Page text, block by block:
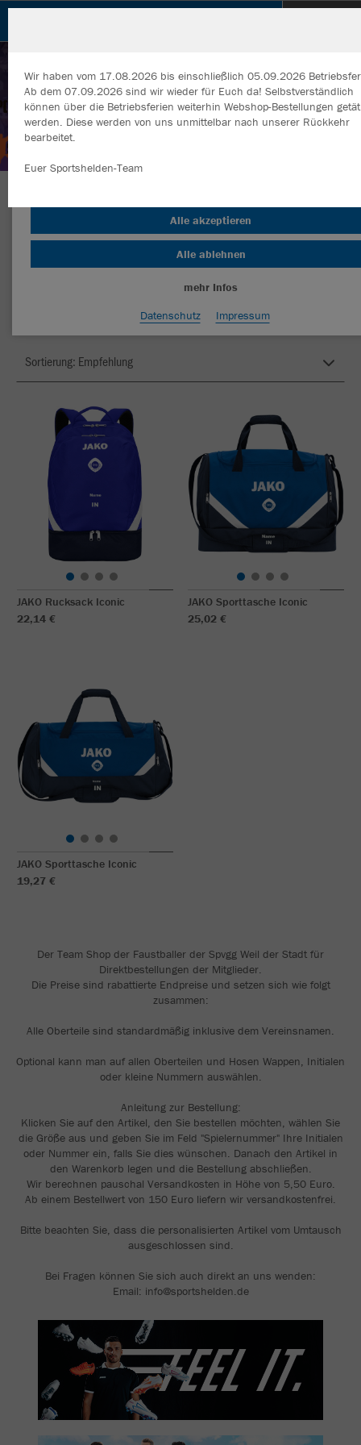
Herzlich Willkommen im Teamshop SpVgg Weil
der Stadt - Faustball
JAKO Rucksack Iconic
22,14 €
JAKO Sporttasche Iconic
25,02 €
JAKO Sporttasche Iconic
19,27 €
Der Team Shop der Faustballer der Spvgg Weil der Stadt für
Direktbestellungen der Mitglieder.
Die Preise sind rabattierte Endpreise und setzen sich wie folgt
zusammen:
Alle Oberteile sind standardmäßig inklusive dem Vereinsnamen.
Optional kann man auf allen Oberteilen und Hosen Wappen, Initialen
oder kleine Nummern auswählen.
Anleitung zur Bestellung:
Klicken Sie auf den Artikel, den Sie bestellen möchten, wählen Sie
die Größe aus und geben Sie im Feld "Spielernummer" Ihre Initialen
oder Nummer ein, falls Sie dies wünschen. Danach den Artikel in
den Warenkorb legen und die Bestellung abschließen.
Wir berechnen pauschal Versandkosten in Höhe von 5,50 Euro.
Ab einem Bestellwert von 150 Euro liefern wir versandkostenfrei.
Bitte beachten Sie, dass die personalisierten Artikel vom Umtausch
ausgeschlossen sind.
Bei Fragen können Sie sich auch direkt an uns wenden:
Email: info@sportshelden.de
Wir haben vom 17.08.2026 bis einschließlich 05.09.2026
Ab dem 07.09.2026 sind wir wieder für Euch da! Selbstverständlich
können über die Betriebsferien weiterhin Webshop-Bestellungen
werden. Diese werden von uns unmittelbar nach unserer Rückkehr
bearbeitet.
Euer Sportshelden-Team
Wir verwenden Cookies
Inhalte anzeigen und unsere Website verbessern. Weitere
Alle akzeptieren
Alle ablehnen
mehr Infos
Datenschutz
Impressum